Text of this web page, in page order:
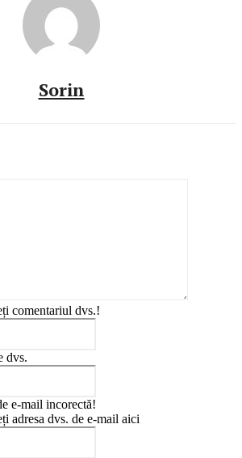
Sorin
comentariul dvs.!
dvs.
e-mail incorectă!
adresa dvs. de e-mail aici